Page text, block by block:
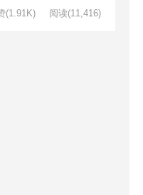
(1.91K) 阅读(11,416)